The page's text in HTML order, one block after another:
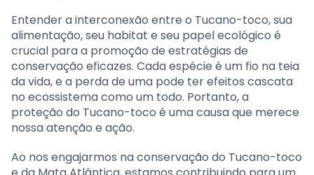
Entender a interconexão entre o Tucano-toco, sua
alimentação, seu habitat e seu papel ecológico é
crucial para a promoção de estratégias de
conservação eficazes. Cada espécie é um fio na teia
da vida, e a perda de uma pode ter efeitos cascata
no ecossistema como um todo. Portanto, a
proteção do Tucano-toco é uma causa que merece
nossa atenção e ação.
Ao nos engajarmos na conservação do Tucano-toco